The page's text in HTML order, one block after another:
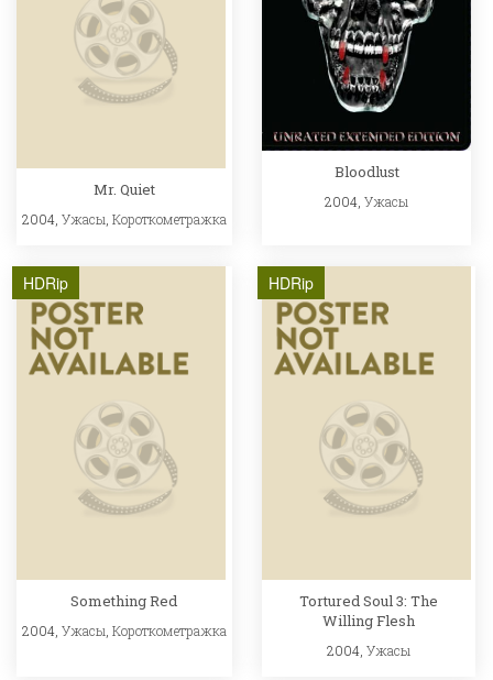
Mr. Quiet
2004, Ужасы Короткометражка
Bloodlust
2004,Ужасы
HDRip
Something Red
2004, Ужасы, Короткометражка
HDRip
Tortured Soul 3: The
Willing Flesh
2004,Ужасы